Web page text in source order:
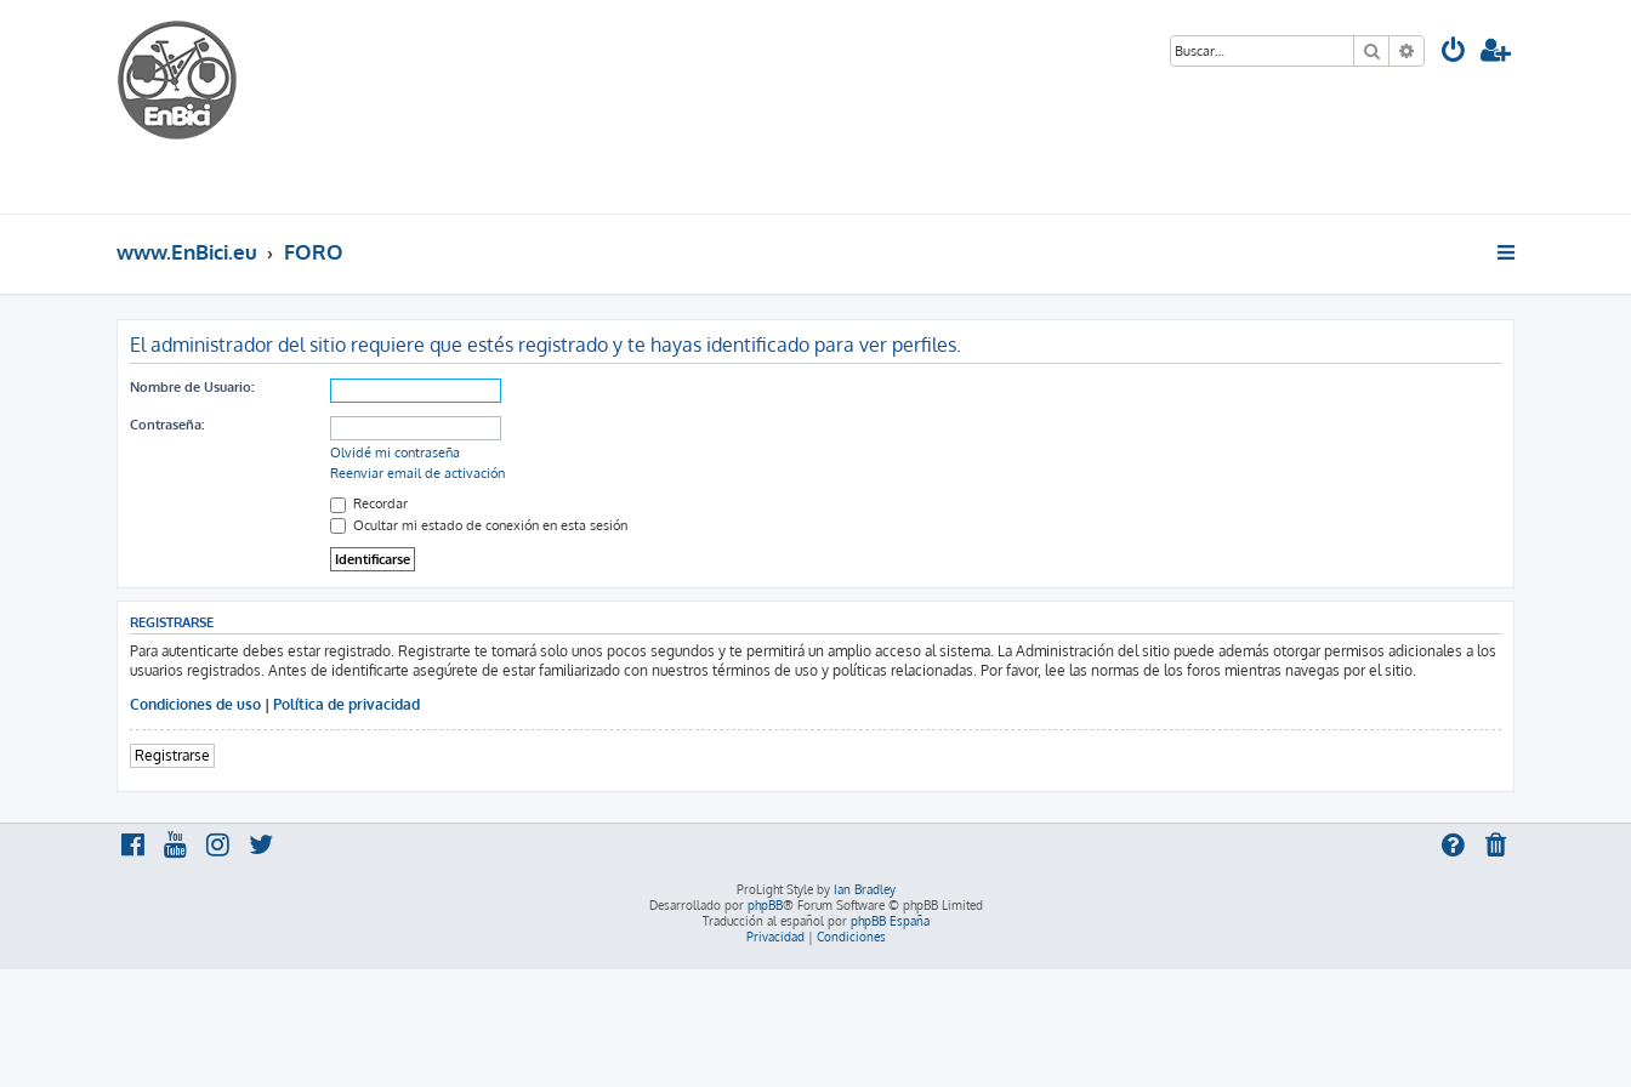
Buscar Búsqueda avanzada
www.EnBici.eu FORO
El administrador del sitio requiere que estés registrado y te hayas identificado para ver perfiles.
Nombre de Usuario:
Contraseña:
Olvidé mi contraseña
Reenviar email de activación
Recordar
Ocultar mi estado de conexión en esta sesión
REGISTRARSE
Para autenticarte debes estar registrado. Registrarte te tomará solo unos pocos segundos y te permitirá un amplio acceso al sistema. La Administración del sitio puede además otorgar permisos adicionales a los
usuarios registrados. Antes de identificarte asegúrete de estar familiarizado con nuestros términos de uso y políticas relacionadas. Por favor, lee las normas de los foros mientras navegas por el sitio.
Condiciones de uso | Política de privacidad
Registrarse
ProLight Style by Ian Bradley
Desarrollado por phpBB® Forum Software © phpBB Limited
Traducción al español por phpBB España
Privacidad| Condiciones